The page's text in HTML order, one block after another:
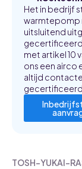
Het in bedrijf
warmtepomp
uitsluitend
met artikel 10
ons een airco
altijd
TOSH-YUKAI-